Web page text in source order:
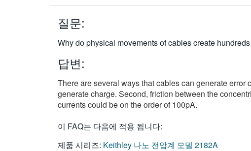
질문:
Why do physical movements of cables create
답변:
There are several ways that cables can generate
generate charge. Second, friction between the
currents could be on the order of 100pA.
이 FAQ는 다음에 적용 됩니다:
제품 시리즈: Keithley 나노 전압계 모델 2182A